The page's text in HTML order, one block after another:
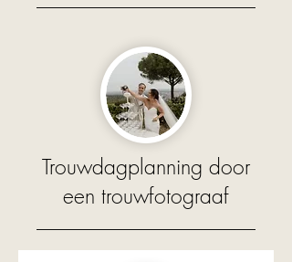
Trouwdagplanning door
een trouwfotograaf